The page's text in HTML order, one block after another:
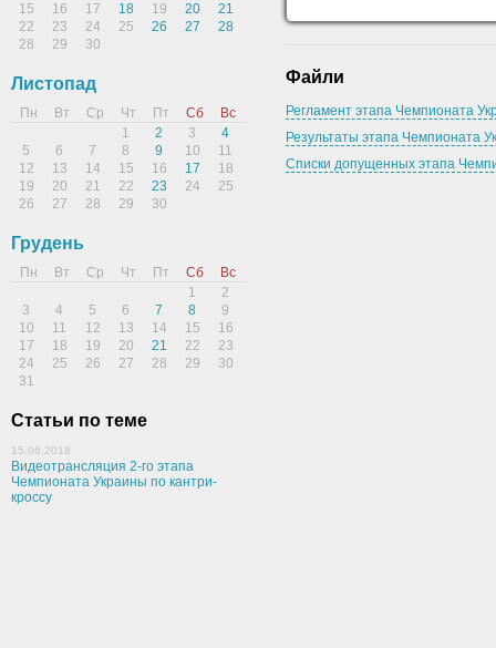
15
16 17 18 19 20
21
22
23 24 25 26 27
28
28
29 30
Листопад
Пн Вт Ср Чт Пт Сб
Вс
1
2 3
4
5
6 7 8 9 10
11
12
13 14 15 16 17
18
19
20 21 22 23 24
25
26
27 28 29 30
Грудень
Пн Вт Ср Чт Пт Сб
Вс
1
2
3
4 5 6 7 8
9
10
11 12 13 14 15
16
17
18 19 20 21 22
23
24
25 26 27 28 29
30
31
Статьи по теме
15.06.2018
Видеотрансляция 2-го этапа
Чемпионата Украины по кантри-
кроссу
Файли
Регламент этапа Чемпионата
Результаты этапа Чемпионата
Списки допущенных этапа